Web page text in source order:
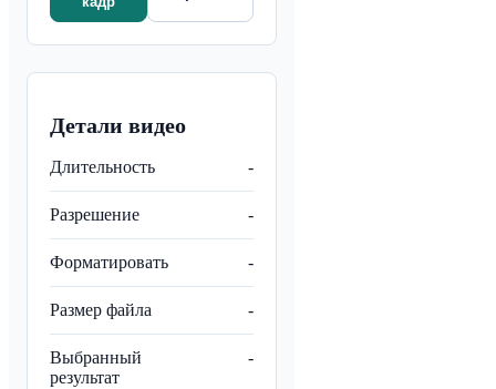
Детали видео
Длительность -
Разрешение -
Форматировать -
Размер файла -
Выбранный
результат
-